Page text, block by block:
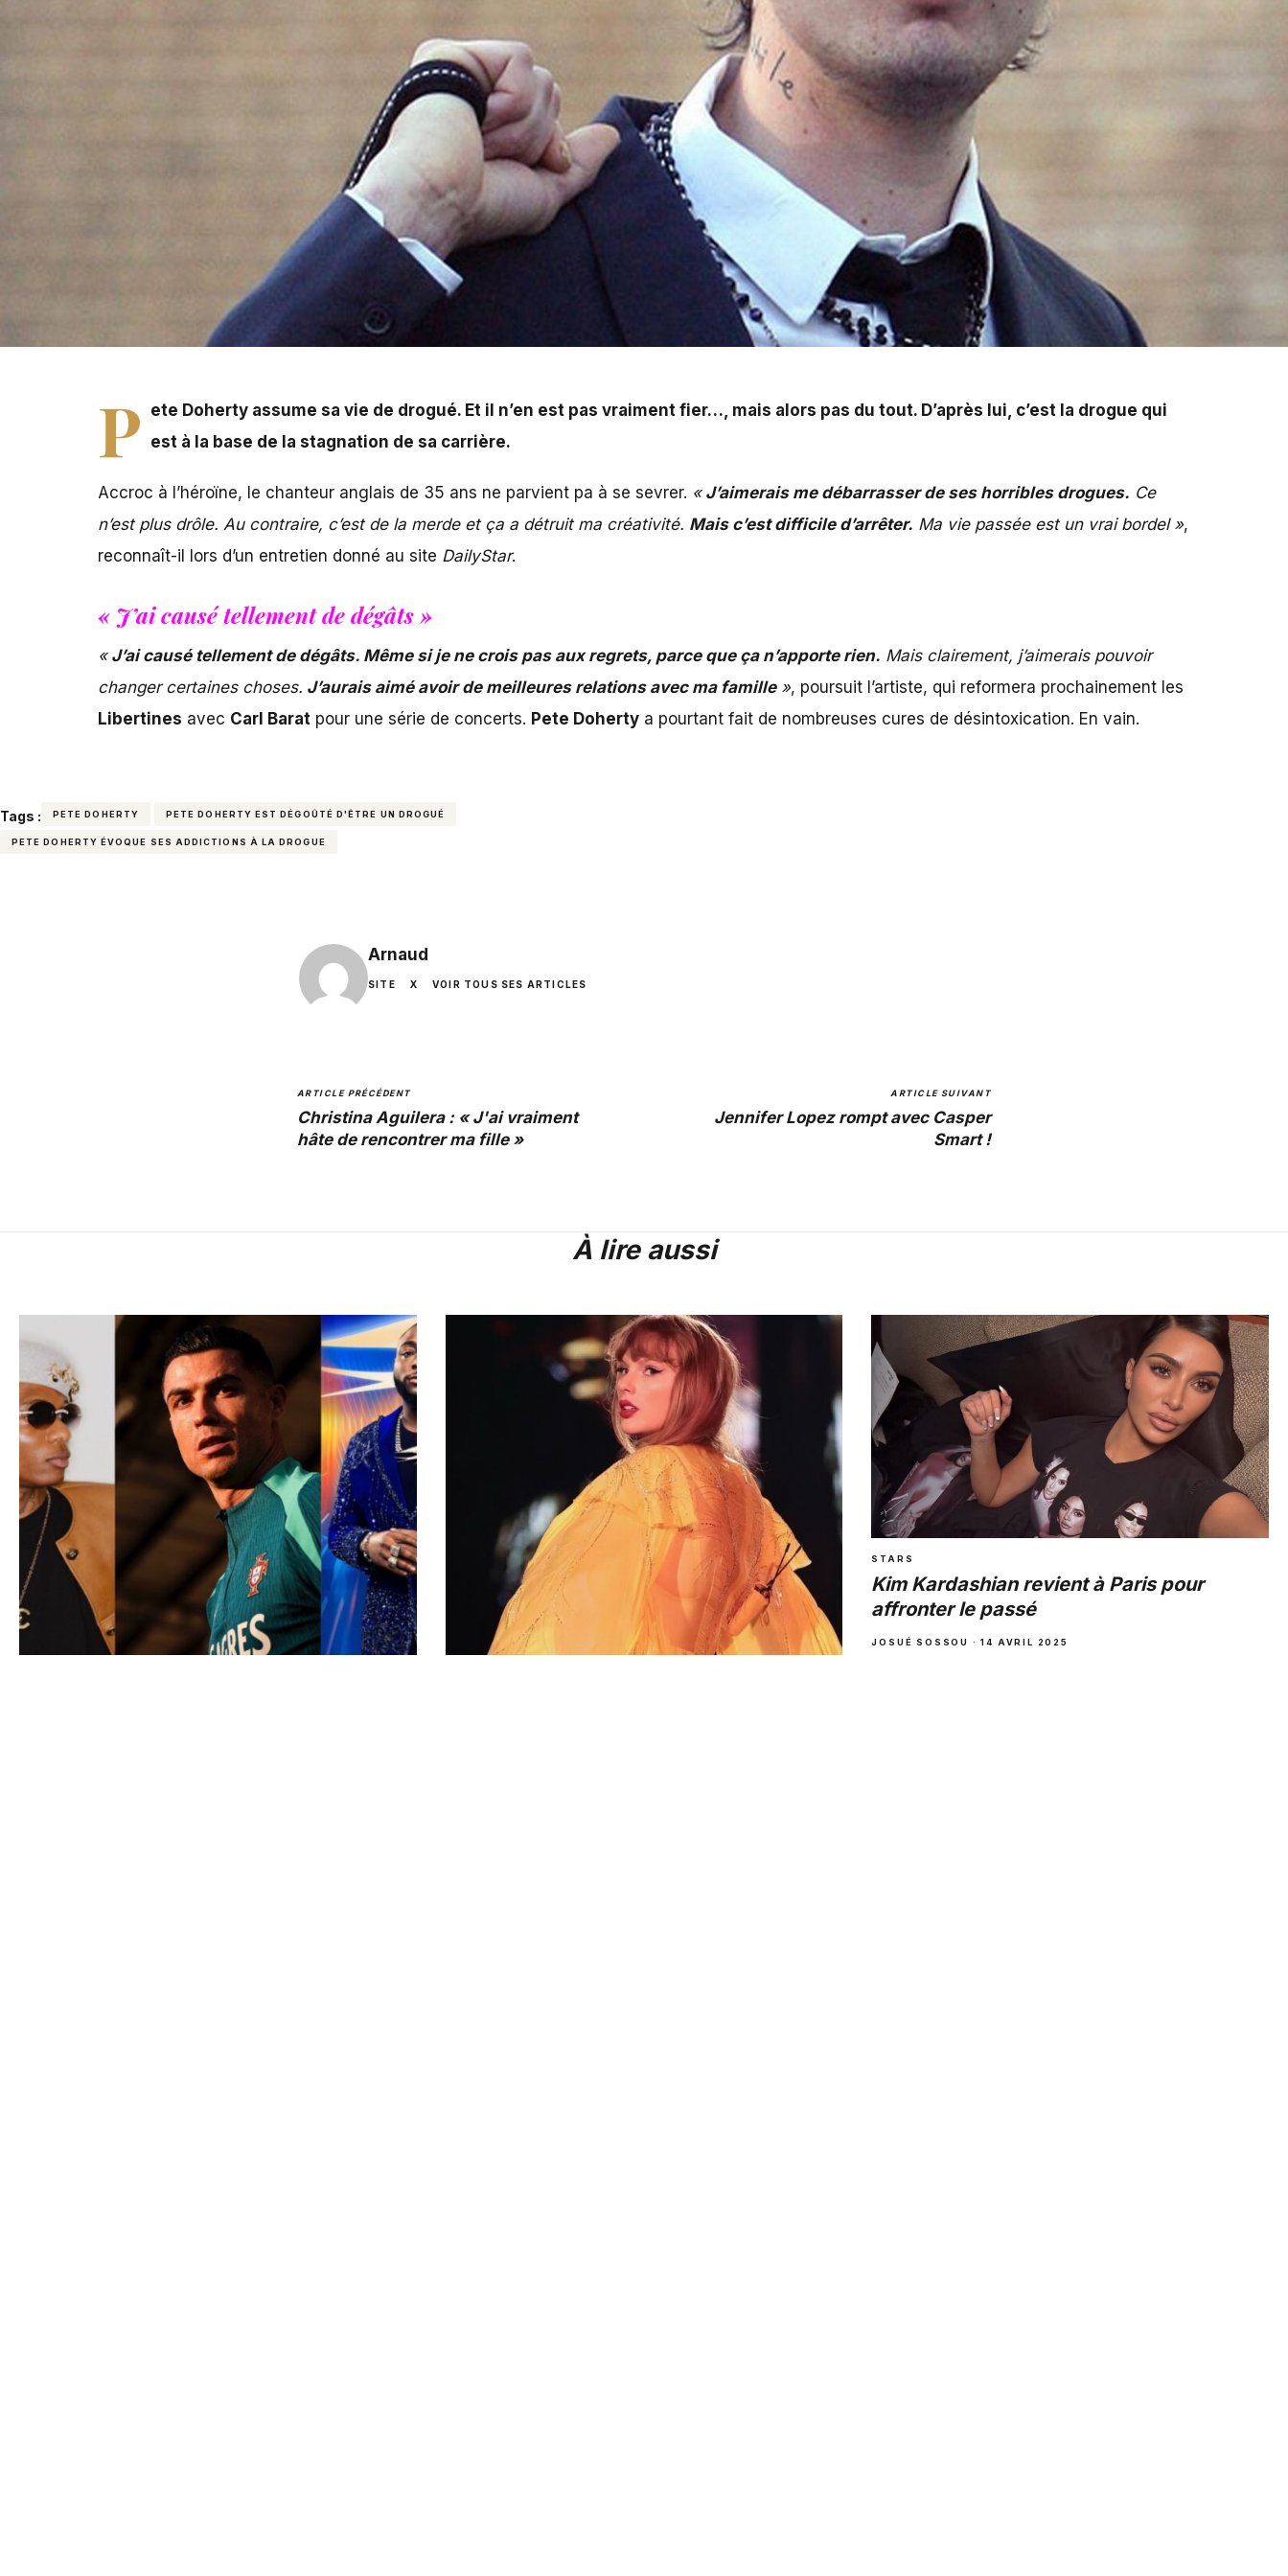
P ete Doherty assume sa vie de drogué. Et il n’en est pas vraiment fier…, mais alors pas du tout. D’après lui, c’est la drogue qui
est à la base de la stagnation de sa carrière.
Accroc à l’héroïne, le chanteur anglais de 35 ans ne parvient pa à se sevrer. «J’aimerais me débarrasser de ses horribles drogues. Ce
n’est plus drôle. Au contraire, c’est de la merde et ça a détruit ma créativité. Mais c’est difficile d’arrêter. Ma vie passée est un vrai bordel »,
reconnaît-il lors d’un entretien donné au site DailyStar.
« J’ai causé tellement de dégâts »
«J’ai causé tellement de dégâts. Même si je ne crois pas aux regrets, parce que ça n’apporte rien. Mais clairement, j’aimerais pouvoir
changer certaines choses. J’aurais aimé avoir de meilleures relations avec ma famille», poursuit l’artiste, qui reformera prochainement les
Libertines avec Carl Barat pour une série de concerts. Pete Doherty a pourtant fait de nombreuses cures de désintoxication. En vain.
Tags : PETE DOHERTY PETE DOHERTY EST DÉGOÛTÉ D'ÊTRE UN DROGUÉ
PETE DOHERTY ÉVOQUE SES ADDICTIONS À LA DROGUE
Arnaud
SITE X VOIR TOUS SES ARTICLES
ARTICLE PRÉCÉDENT
Christina Aguilera : « J'ai vraiment
hâte de rencontrer ma fille »
ARTICLE SUIVANT
Jennifer Lopez rompt avec Casper
Smart !
À lire aussi
STARS
Kim Kardashian revient à Paris pour
affronter le passé
JOSUÉ SOSSOU · 14 AVRIL 2025